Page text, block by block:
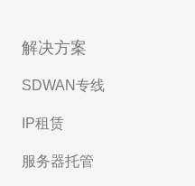
解决方案
SDWAN专线
IP租赁
服务器托管